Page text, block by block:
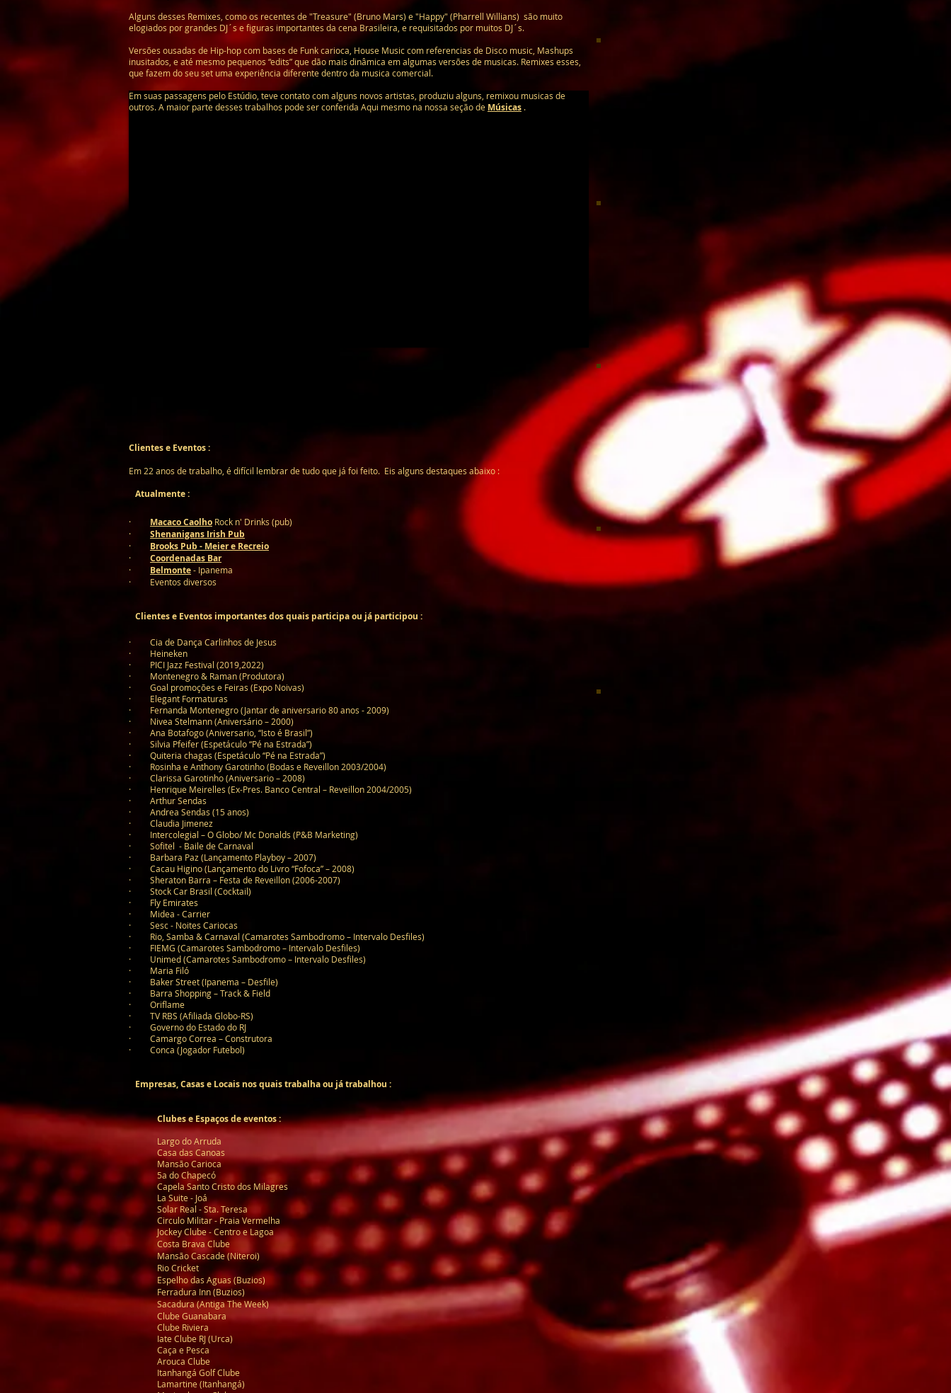
Alguns desses Remixes, como os recentes de "Treasure" (Bruno Mars) e "Happy" (Pharrell Willians) são muito
elogiados por grandes DJ´s e figuras importantes da cena Brasileira, e requisitados por muitos DJ´s.
Versões ousadas de Hip-hop com bases de Funk carioca, House Music com referencias de Disco music, Mashups
inusitados, e até mesmo pequenos “edits” que dão mais dinâmica em algumas versões de musicas. Remixes esses,
que fazem do seu set uma experiência diferente dentro da musica comercial.
Em suas passagens pelo Estúdio, teve contato com alguns novos artistas, produziu alguns, remixou musicas de
outros. A maior parte desses trabalhos pode ser conferida Aqui mesmo na nossa seção de Músicas .
Clientes e Eventos :
Em 22 anos de trabalho, é difícil lembrar de tudo que já foi feito. Eis alguns destaques abaixo :
Atualmente :
· Macaco Caolho Rock n' Drinks (pub)
· Shenanigans Irish Pub
· Brooks Pub - Meier e Recreio
· Coordenadas Bar
· Belmonte- Ipanema
· Eventos diversos
Clientes e Eventos importantes dos quais participa ou já participou :
· Cia de Dança Carlinhos de Jesus
· Heineken
· PICI Jazz Festival (2019,2022)
· Montenegro & Raman (Produtora)
· Goal promoções e Feiras (Expo Noivas)
· Elegant Formaturas
· Fernanda Montenegro (Jantar de aniversario 80 anos - 2009)
· Nivea Stelmann (Aniversário – 2000)
· Ana Botafogo (Aniversario, “Isto é Brasil”)
· Silvia Pfeifer (Espetáculo “Pé na Estrada”)
· Quiteria chagas (Espetáculo “Pé na Estrada”)
· Rosinha e Anthony Garotinho (Bodas e Reveillon 2003/2004)
· Clarissa Garotinho (Aniversario – 2008)
· Henrique Meirelles (Ex-Pres. Banco Central – Reveillon 2004/2005)
· Arthur Sendas
· Andrea Sendas (15 anos)
· Claudia Jimenez
· Intercolegial – O Globo/ Mc Donalds (P&B Marketing)
· Sofitel - Baile de Carnaval
· Barbara Paz (Lançamento Playboy – 2007)
· Cacau Higino (Lançamento do Livro “Fofoca” – 2008)
· Sheraton Barra – Festa de Reveillon (2006-2007)
· Stock Car Brasil (Cocktail)
· Fly Emirates
· Midea - Carrier
· Sesc - Noites Cariocas
· Rio, Samba & Carnaval (Camarotes Sambodromo – Intervalo Desfiles)
· FIEMG (Camarotes Sambodromo – Intervalo Desfiles)
· Unimed (Camarotes Sambodromo – Intervalo Desfiles)
· Maria Filó
· Baker Street (Ipanema – Desfile)
· Barra Shopping – Track & Field
· Oriflame
· TV RBS (Afiliada Globo-RS)
· Governo do Estado do RJ
· Camargo Correa – Construtora
· Conca (Jogador Futebol)
Empresas, Casas e Locais nos quais trabalha ou já trabalhou :
Clubes e Espaços de eventos :
Largo do Arruda
Casa das Canoas
Mansão Carioca
5a do Chapecó
Capela Santo Cristo dos Milagres
La Suite - Joá
Solar Real - Sta. Teresa
Circulo Militar - Praia Vermelha
Jockey Clube - Centro e Lagoa
Costa Brava Clube
Mansão Cascade (Niteroi)
Rio Cricket
Espelho das Aguas (Buzios)
Ferradura Inn (Buzios)
Sacadura (Antiga The Week)
Clube Guanabara
Clube Riviera
Iate Clube RJ (Urca)
Caça e Pesca
Arouca Clube
Itanhangá Golf Clube
Lamartine (Itanhangá)